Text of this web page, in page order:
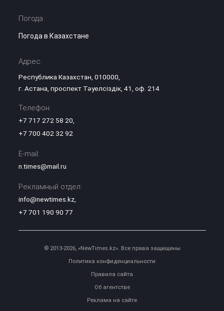
Погода
Погода в Казахстане
Адрес:
Республика Казахстан, 010000,
г. Астана, проспект Тәуелсіздік, 41, оф. 214
Телефон:
+7 717 272 58 20,
+7 700 402 32 92
E-mail:
n.times@mail.ru
Рекламный отдел:
info@newtimes.kz,
+7 701 190 90 77
© 2013-2026, «NewTimes.kz». Все права защищены
Политика конфиденциальности
Правила сайта
Об агентстве
Реклама на сайте